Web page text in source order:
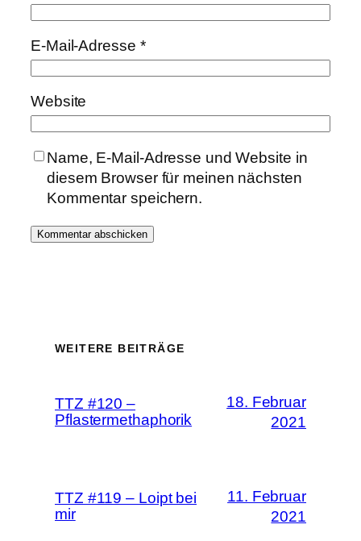
E-Mail-Adresse *
Website
Name, E-Mail-Adresse und Website in
diesem Browser für meinen nächsten
Kommentar speichern.
WEITERE BEITRÄGE
TTZ #120 –
Pflastermethaphorik
18. Februar
2021
TTZ #119 – Loipt bei
mir
11. Februar
2021